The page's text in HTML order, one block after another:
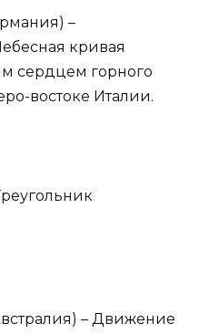
–
кривая
сердцем горного
востоке Италии.
– Движение